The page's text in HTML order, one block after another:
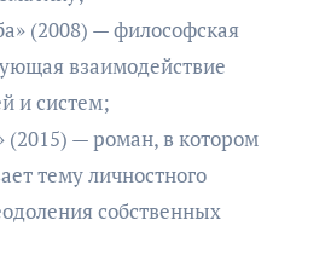
(2008) — философская
взаимодействие
и систем;
(2015) — роман, в котором
тему личностного
собственных